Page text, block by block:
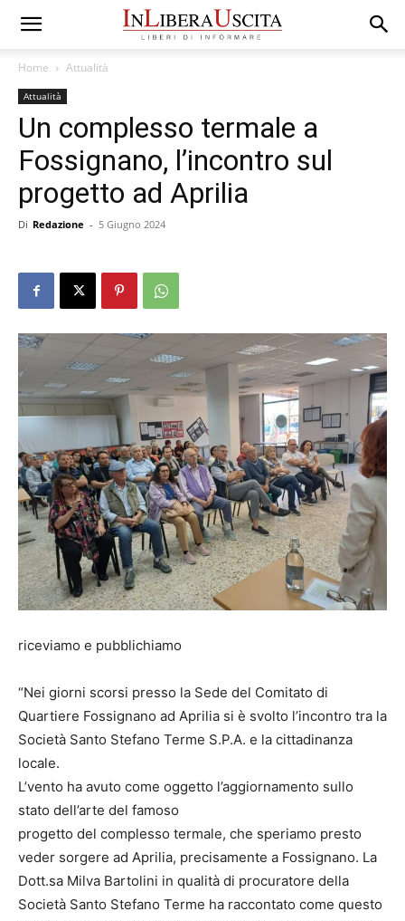
Home Attualità
Attualità
Un complesso termale a
Fossignano, l’incontro sul
progetto ad Aprilia
Di Redazione - 5 Giugno 2024
riceviamo e pubblichiamo
“Nei giorni scorsi presso la Sede del Comitato di
Quartiere Fossignano ad Aprilia si è svolto l’incontro tra la
Società Santo Stefano Terme S.P.A. e la cittadinanza
locale.
L’vento ha avuto come oggetto l’aggiornamento sullo
stato dell’arte del famoso
progetto del complesso termale, che speriamo presto
veder sorgere ad Aprilia, precisamente a Fossignano. La
Dott.sa Milva Bartolini in qualità di procuratore della
Società Santo Stefano Terme ha raccontato come questo